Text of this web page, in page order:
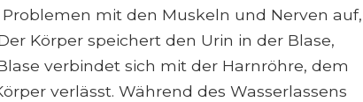
mit den Muskeln und Nerven auf,
Körper speichert den Urin in der Blase,
verbindet sich mit der Harnröhre, dem
verlässt. Während des Wasserlassens